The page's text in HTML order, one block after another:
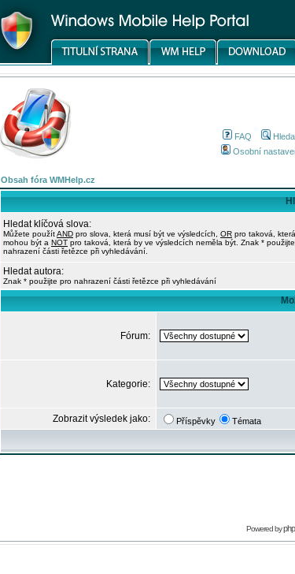
FAQ
Osobní
Obsah fóra WMHelp.cz
Hledat klíčová slova:
Můžete použítAND pro slova, která musí být ve výsledcích, OR pro taková,
mohou být a NOT pro taková, která by ve výsledcích neměla být. Znak *
nahrazení části řetězce při vyhledávání.
Hledat autora:
Znak * použijte pro nahrazení části řetězce při vyhledávání
Fórum:
Kategorie:
Zobrazit výsledek jako: Příspěvky Témata
Powered by